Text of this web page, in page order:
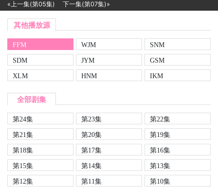
«上一集(第05集) 下一集(第07集)»
其他播放源
FFM WJM
SNM
SDM
JYM
GSM
XLM
HNM IKM
全部剧集
第24集 第23集
第22集
第21集
第20集
第19集
第18集
第17集
第16集
第15集
第14集
第13集
第12集
第11集
第10集